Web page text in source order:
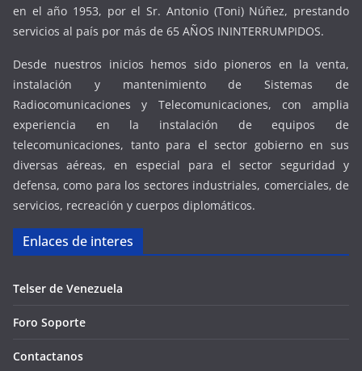
en el año 1953, por el Sr. Antonio (Toni) Núñez, prestando
servicios al país por más de 65 AÑOS ININTERRUMPIDOS.
Desde nuestros inicios hemos sido pioneros en la venta,
instalación y mantenimiento de Sistemas de
Radiocomunicaciones y Telecomunicaciones, con amplia
experiencia en la instalación de equipos de
telecomunicaciones, tanto para el sector gobierno en sus
diversas aéreas, en especial para el sector seguridad y
defensa, como para los sectores industriales, comerciales, de
servicios, recreación y cuerpos diplomáticos.
Enlaces de interes
Telser de Venezuela
Foro Soporte
Contactanos